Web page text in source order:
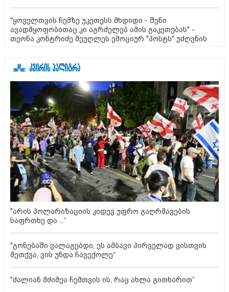
"ყოველთვის ჩემზე უკეთესს მხდიდი - შენი
ავადმყოფობითაც კი აგრძელებ ამის გაკეთებას" -
თეონა კონტრიძე მეუღლეს ემოციურ "პოსტს" უძღვნის
"არის პოლარიზაციის კიდევ უფრო გაღრმავების
საფრთხე და ...“
"გონებაში ვალაგებდი, ეს ამბავი პირველად ვისთვის
მეთქვა, ვის უნდა ჩავექოლე“
"ძალიან მძიმეა ჩემთვის ის, რაც ახლა გითხარით“